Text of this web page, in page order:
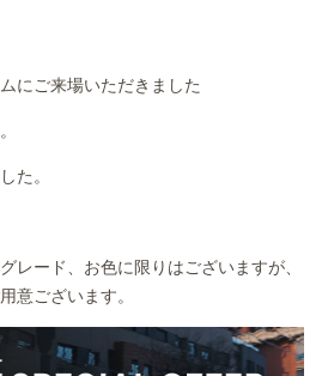
にご来場いただきました
た。
レード、お色に限りはございますが、
意ございます。